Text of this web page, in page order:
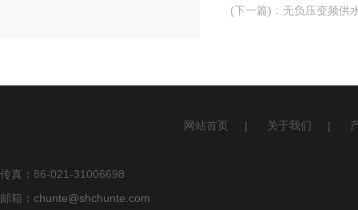
(下一篇) ： 无负压变频供
网站首页 | 关于我们 |
传真：86-021-31006698
邮箱： chunte@shchunte.com